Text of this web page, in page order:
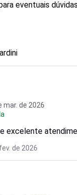
eventuais
mar. de 2026
excelente
de 2026